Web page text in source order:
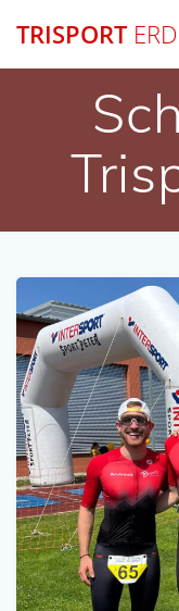
TRISPORT